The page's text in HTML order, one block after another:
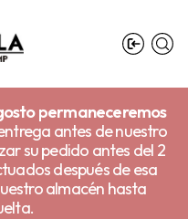
permaneceremos
antes de nuestro
su pedido antes del 2
después de esa
almacén hasta